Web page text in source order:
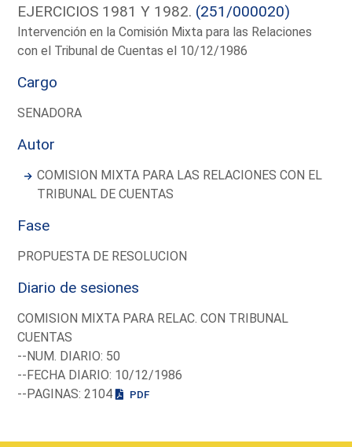
EJERCICIOS 1981 Y 1982. (251/000020)
Intervención en la Comisión Mixta para las Relaciones
con el Tribunal de Cuentas el 10/12/1986
Cargo
SENADORA
Autor
COMISION MIXTA PARA LAS RELACIONES CON EL
TRIBUNAL DE CUENTAS
Fase
PROPUESTA DE RESOLUCION
Diario de sesiones
COMISION MIXTA PARA RELAC. CON TRIBUNAL
CUENTAS
--NUM. DIARIO: 50
--FECHA DIARIO: 10/12/1986
--PAGINAS: 2104
PDF